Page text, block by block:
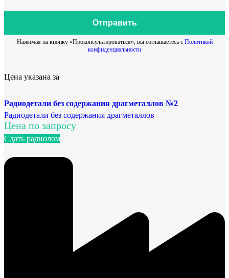
Отправить
Нажимая на кнопку «Проконсультироваться», вы соглашаетесь с Политикой
конфиденциальности
Цена указана за
Радиодетали без содержания драгметаллов №2
Радиодетали без содержания драгметаллов
Цена по запросу
Сдать радиолом